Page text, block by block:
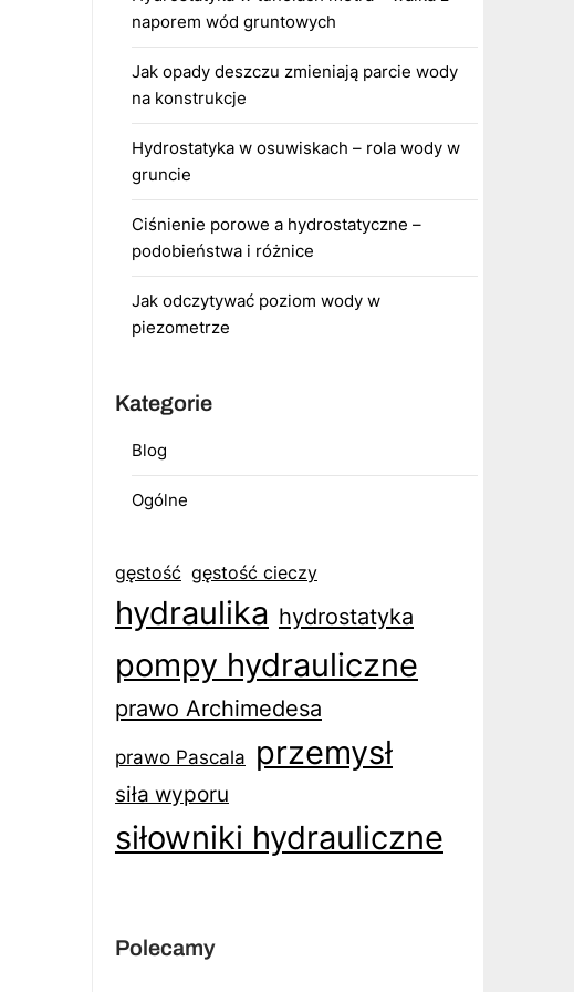
naporem wód gruntowych
Jak opady deszczu zmieniają parcie wody
na konstrukcje
Hydrostatyka w osuwiskach – rola wody w
gruncie
Ciśnienie porowe a hydrostatyczne –
podobieństwa i różnice
Jak odczytywać poziom wody w
piezometrze
Kategorie
Blog
Ogólne
gęstość gęstość cieczy
hydraulika hydrostatyka
pompy hydrauliczne
prawo Archimedesa
prawo Pascala przemysł
siła wyporu
siłowniki hydrauliczne
Polecamy